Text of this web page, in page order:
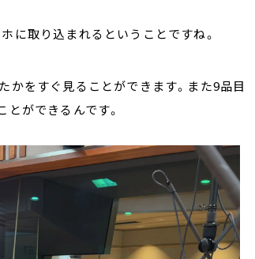
取り込まれるということですね。
をすぐ見ることができます。また9品目
ができるんです。